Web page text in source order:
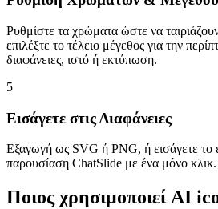
Ρυθμίστε τα χρώματα ώστε να
επιλέξτε το τέλειο μέγεθος για την
διαφάνειες, ιστό ή εκτύπωση.
5
Εισάγετε στις Διαφάνειες
Εξαγωγή ως SVG ή PNG, ή εισάγετε το
παρουσίαση ChatSlide με ένα μόνο κλικ.
Ποιος χρησιμοποιεί AI